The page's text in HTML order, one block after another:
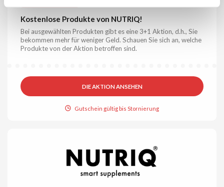
Kostenlose Produkte von NUTRIQ!
Bei ausgewählten Produkten gibt es eine 3+1 Aktion, d.h., Sie
bekommen mehr für weniger Geld. Schauen Sie sich an, welche
Produkte von der Aktion betroffen sind.
DIE AKTION ANSEHEN
Gutschein gültig bis Stornierung